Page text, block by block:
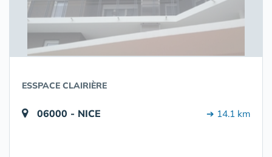
ESSPACE CLAIRIÈRE
06000 - NICE ➔ 14.1 km